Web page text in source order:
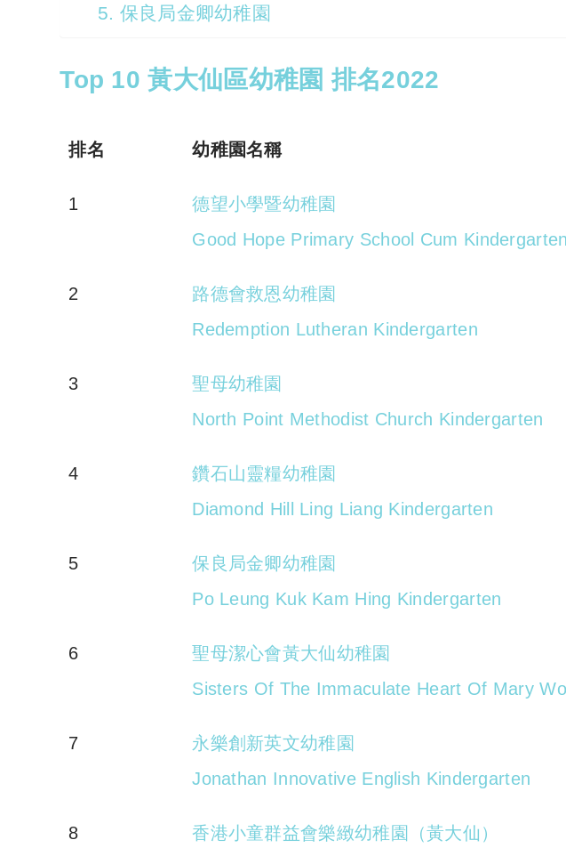
5. 保良局金卿幼稚園
Top 10 黃大仙區幼稚園 排名2022
排名 幼稚園名稱
1
德望小學暨幼稚園
Good Hope Primary School Cum Kindergarten
2
路德會救恩幼稚園
Redemption Lutheran Kindergarten
3
聖母幼稚園
North Point Methodist Church Kindergarten
4
鑽石山靈糧幼稚園
Diamond Hill Ling Liang Kindergarten
5
保良局金卿幼稚園
Po Leung Kuk Kam Hing Kindergarten
6
聖母潔心會黃大仙幼稚園
Sisters Of The Immaculate Heart Of Mary
7
永樂創新英文幼稚園
Jonathan Innovative English Kindergarten
8 香港小童群益會樂緻幼稚園（黃大仙）